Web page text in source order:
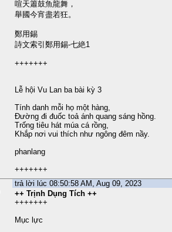
喧天簫鼓魚龍舞，
舉國今宵盡若狂。
鄭用錫
詩文索引鄭用錫-七絶1
+++++++
Lễ hội Vu Lan ba bài kỳ 3
Tính danh mỗi họ một hàng,
Đường đi đuốc toả ánh quang sáng hồng.
Trống tiêu hát múa cá rồng,
Khắp nơi vui thích như ngông đêm nầy.
phanlang
+++++++
trả lời lúc 08:50:58 AM, Aug 09, 2023
++ Trịnh Dụng Tích ++
+++++++
Mục lực